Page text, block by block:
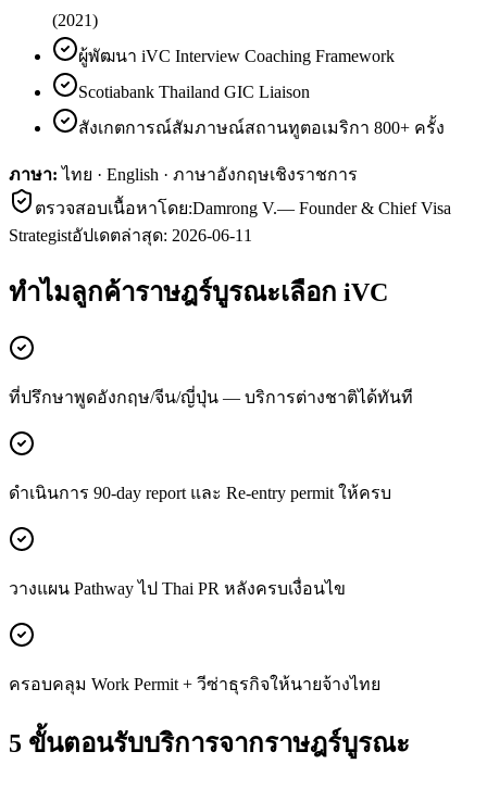
(2021)
ผู้พัฒนา iVC Interview Coaching Framework
Scotiabank Thailand GIC Liaison
สังเกตการณ์สัมภาษณ์สถานทูตอเมริกา 800+ ครั้ง
ภาษา: ไทย · English · ภาษาอังกฤษเชิงราชการ
ตรวจสอบเนื้อหาโดย:Damrong V.— Founder & Chief Visa
Strategistอัปเดตล่าสุด: 2026-06-11
ทำไมลูกค้าราษฎร์บูรณะเลือก iVC
ที่ปรึกษาพูดอังกฤษ/จีน/ญี่ปุ่น — บริการต่างชาติได้ทันที
ดำเนินการ 90-day report และ Re-entry permit ให้ครบ
วางแผน Pathway ไป Thai PR หลังครบเงื่อนไข
ครอบคลุม Work Permit + วีซ่าธุรกิจให้นายจ้างไทย
5 ขั้นตอนรับบริการจากราษฎร์บูรณะ